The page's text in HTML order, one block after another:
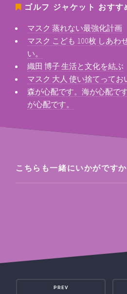
ゴルフ ジャケット おすす
マスク 蒸れない最強化計画
マスク こども 100枚 しあわ
い。
織田 博子 生活と文化を結ぶ
マスク 大人 使い捨てってお
森が心配です。海が心配で
が心配です。
こちらも一緒にいかがですか
PREV